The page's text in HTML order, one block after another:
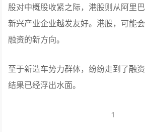
股对中概股收紧之际，港股则从阿里
新兴产业企业越发友好。港股，可能
融资的新方向。
至于新造车势力群体，纷纷走到了融
结果已经浮出水面。
1